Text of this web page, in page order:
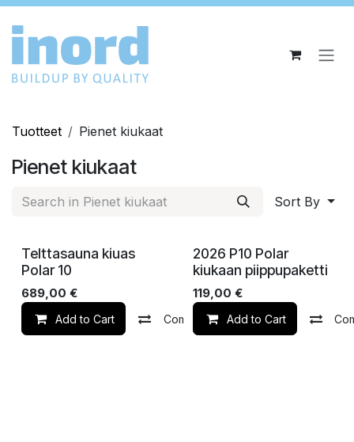
Siirry sisältöön
Tuotteet Pienet kiukaat
Pienet kiukaat
Sort By
Uusi Varastossa
Telttasauna kiuas
Polar 10
689,00 €
Add to Cart Compare Lisää toivelistalle
Varastossa
2026 P10 Polar
kiukaan piippupaketti
119,00 €
Add to Cart